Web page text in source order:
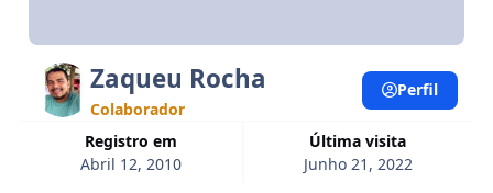
Zaqueu Rocha
Colaborador
Registro em
Abril 12, 2010
Última visita
Junho 21, 2022
Perfil